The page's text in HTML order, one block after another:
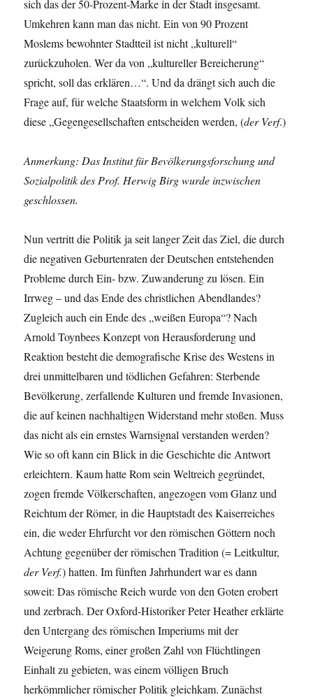
sich das der 50-Prozent-Marke in der Stadt insgesamt.
Umkehren kann man das nicht. Ein von 90 Prozent
Moslems bewohnter Stadtteil ist nicht „kulturell“
zurückzuholen. Wer da von „kultureller Bereicherung“
spricht, soll das erklären…“. Und da drängt sich auch die
Frage auf, für welche Staatsform in welchem Volk sich
diese „Gegengesellschaften entscheiden werden, (der Verf.)
Anmerkung: Das Institut für Bevölkerungsforschung und
Sozialpolitik des Prof. Herwig Birg wurde inzwischen
geschlossen.
Nun vertritt die Politik ja seit langer Zeit das Ziel, die durch
die negativen Geburtenraten der Deutschen entstehenden
Probleme durch Ein- bzw. Zuwanderung zu lösen. Ein
Irrweg – und das Ende des christlichen Abendlandes?
Zugleich auch ein Ende des „weißen Europa“? Nach
Arnold Toynbees Konzept von Herausforderung und
Reaktion besteht die demografische Krise des Westens in
drei unmittelbaren und tödlichen Gefahren: Sterbende
Bevölkerung, zerfallende Kulturen und fremde Invasionen,
die auf keinen nachhaltigen Widerstand mehr stoßen. Muss
das nicht als ein ernstes Warnsignal verstanden werden?
Wie so oft kann ein Blick in die Geschichte die Antwort
erleichtern. Kaum hatte Rom sein Weltreich gegründet,
zogen fremde Völkerschaften, angezogen vom Glanz und
Reichtum der Römer, in die Hauptstadt des Kaiserreiches
ein, die weder Ehrfurcht vor den römischen Göttern noch
Achtung gegenüber der römischen Tradition (= Leitkultur,
der Verf.) hatten. Im fünften Jahrhundert war es dann
soweit: Das römische Reich wurde von den Goten erobert
und zerbrach. Der Oxford-Historiker Peter Heather erklärte
den Untergang des römischen Imperiums mit der
Weigerung Roms, einer großen Zahl von Flüchtlingen
Einhalt zu gebieten, was einem völligen Bruch
herkömmlicher römischer Politik gleichkam. Zunächst